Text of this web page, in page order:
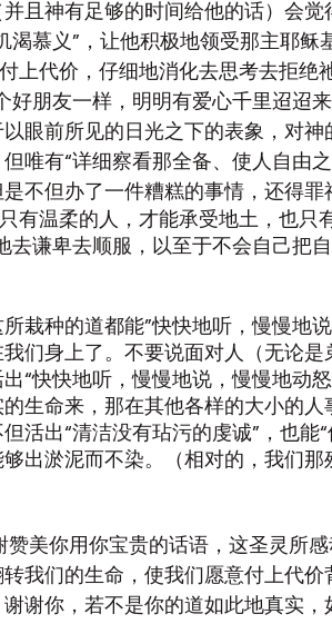
且神有足够的时间给他的话）会觉
渴慕义”，让他积极地领受那主耶稣
上代价，仔细地消化去思考去拒绝
好朋友一样，明明有爱心千里迢迢
眼前所见的日光之下的表象，对
唯有“详细察看那全备、使人自由
不但办了一件糟糕的事情，还得罪
有温柔的人，才能承受地土，也只
去谦卑去顺服，以至于不会自己把
栽种的道都能”快快地听，慢慢地
们身上了。不要说面对人（无论
“快快地听，慢慢地说，慢慢地动
生命来，那在其他各样的大小的
活出“清洁没有玷污的虔诚”，也能
出淤泥而不染。（相对的，我们那
赞美你用你宝贵的话语，这圣灵所
我们的生命，使我们愿意付上代
谢你，若不是你的道如此地真实，